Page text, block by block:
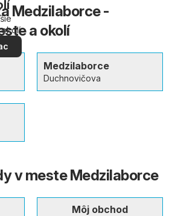
Medzilaborce -
a okolí
Medzilaborce
Duchnovičova
v meste Medzilaborce
Môj obchod